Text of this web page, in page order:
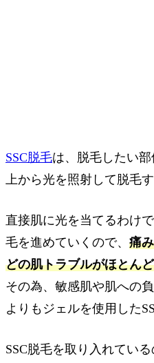
SSC脱毛は、脱毛したい
上から光を照射して脱毛す
直接肌に光を当てるわけ
毛を進めていくので、 痛
どの肌トラブルがほとん
その為、敏感肌や肌への
よりもジェルを使用した
SSC脱毛を取り入れてい